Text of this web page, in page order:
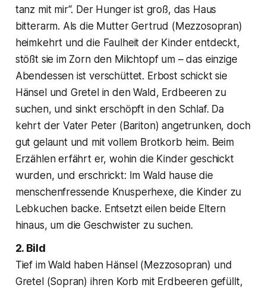
tanz mit mir“. Der Hunger ist groß, das Haus
bitterarm. Als die Mutter Gertrud (Mezzosopran)
heimkehrt und die Faulheit der Kinder entdeckt,
stößt sie im Zorn den Milchtopf um – das einzige
Abendessen ist verschüttet. Erbost schickt sie
Hänsel und Gretel in den Wald, Erdbeeren zu
suchen, und sinkt erschöpft in den Schlaf. Da
kehrt der Vater Peter (Bariton) angetrunken, doch
gut gelaunt und mit vollem Brotkorb heim. Beim
Erzählen erfährt er, wohin die Kinder geschickt
wurden, und erschrickt: Im Wald hause die
menschenfressende Knusperhexe, die Kinder zu
Lebkuchen backe. Entsetzt eilen beide Eltern
hinaus, um die Geschwister zu suchen.
2. Bild
Tief im Wald haben Hänsel (Mezzosopran) und
Gretel (Sopran) ihren Korb mit Erdbeeren gefüllt,